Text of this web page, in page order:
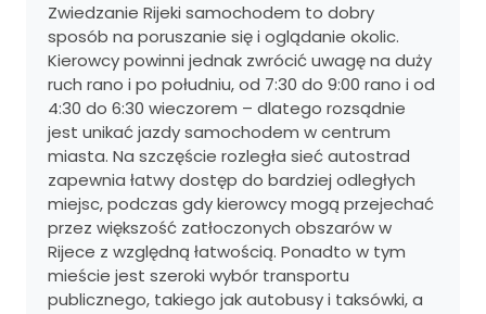
Zwiedzanie Rijeki samochodem to dobry
sposób na poruszanie się i oglądanie okolic.
Kierowcy powinni jednak zwrócić uwagę na duży
ruch rano i po południu, od 7:30 do 9:00 rano i od
4:30 do 6:30 wieczorem – dlatego rozsądnie
jest unikać jazdy samochodem w centrum
miasta. Na szczęście rozległa sieć autostrad
zapewnia łatwy dostęp do bardziej odległych
miejsc, podczas gdy kierowcy mogą przejechać
przez większość zatłoczonych obszarów w
Rijece z względną łatwością. Ponadto w tym
mieście jest szeroki wybór transportu
publicznego, takiego jak autobusy i taksówki, a